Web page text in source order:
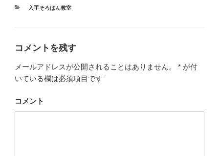
カ
入手そろばん教室
コメントを残す
メールアドレスが公開されることはありません。 * が付
いている欄は必須項目です
コメント